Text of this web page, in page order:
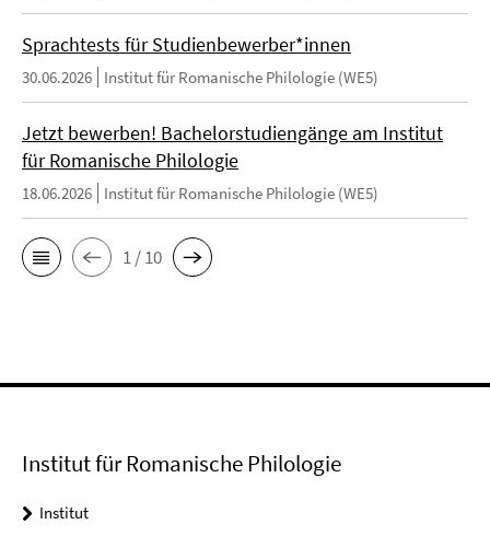
Sprachtests für Studienbewerber*innen
30.06.2026 Institut für Romanische Philologie (WE5)
Jetzt bewerben! Bachelorstudiengänge am Institut
für Romanische Philologie
18.06.2026 Institut für Romanische Philologie (WE5)
1 / 10
Institut für Romanische Philologie
Institut